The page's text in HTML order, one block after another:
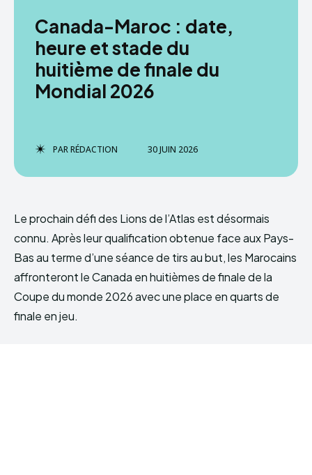
Canada-Maroc : date,
heure et stade du
huitième de finale du
Mondial 2026
PARRÉDACTION 30 JUIN 2026
Le prochain défi des Lions de l’Atlas est désormais
connu. Après leur qualification obtenue face aux Pays-
Bas au terme d’une séance de tirs au but, les Marocains
affronteront le Canada en huitièmes de finale de la
Coupe du monde 2026 avec une place en quarts de
finale en jeu.